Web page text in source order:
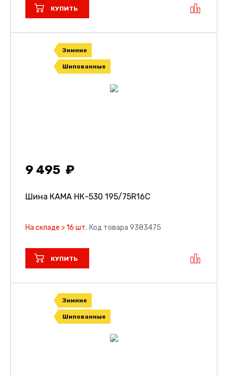
КУПИТЬ
Зимние
Шипованные
9 495
Шина КАМА НК-530 195/75R16C
На складе > 16 шт. Код товара 9383475
КУПИТЬ
Зимние
Шипованные